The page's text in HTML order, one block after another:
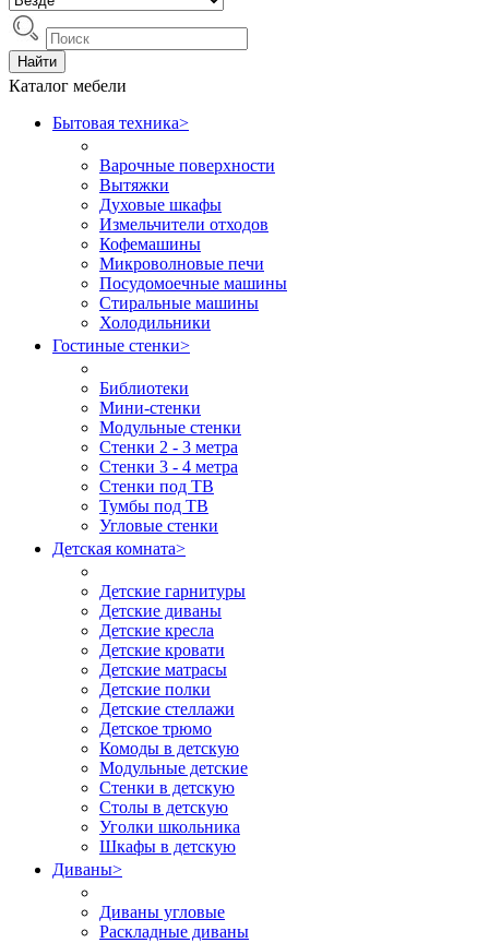
Найти
Каталог мебели
Бытовая техника>
Варочные поверхности
Вытяжки
Духовые шкафы
Измельчители отходов
Кофемашины
Микроволновые печи
Посудомоечные машины
Стиральные машины
Холодильники
Гостиные стенки>
Библиотеки
Мини-стенки
Модульные стенки
Стенки 2 - 3 метра
Стенки 3 - 4 метра
Стенки под ТВ
Тумбы под ТВ
Угловые стенки
Детская комната>
Детские гарнитуры
Детские диваны
Детские кресла
Детские кровати
Детские матрасы
Детские полки
Детские стеллажи
Детское трюмо
Комоды в детскую
Модульные детские
Стенки в детскую
Столы в детскую
Уголки школьника
Шкафы в детскую
Диваны>
Диваны угловые
Раскладные диваны